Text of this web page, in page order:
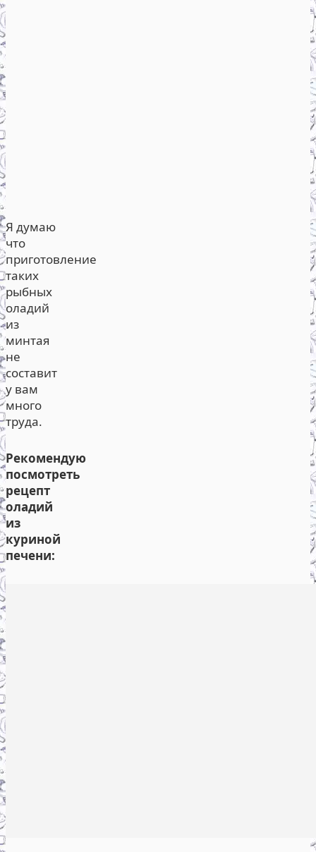
Я думаю
что
приготовление
таких
рыбных
оладий
из
минтая
не
составит
у вам
много
труда.
Рекомендую
посмотреть
рецепт
оладий
из
куриной
печени: